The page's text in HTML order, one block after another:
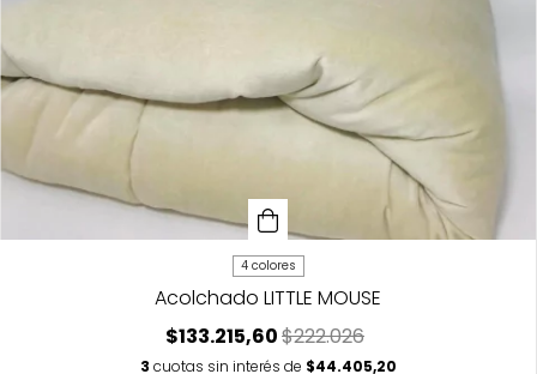
4 colores
Acolchado LITTLE MOUSE
$133.215,60$222.026
3 cuotas sin interés de $44.405,20